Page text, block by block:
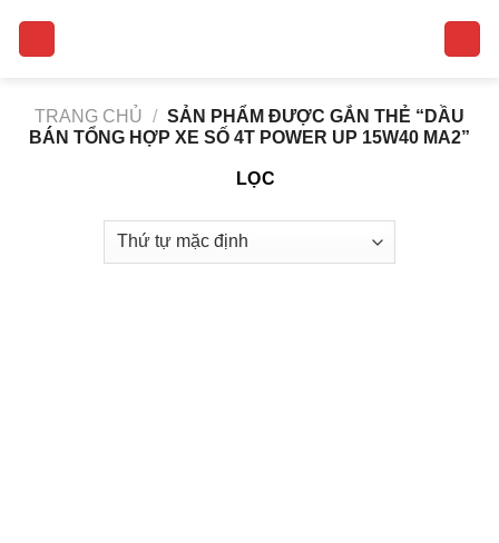
TRANG CHỦ / SẢN PHẨM ĐƯỢC GẮN THẺ “DẦU
BÁN TỔNG HỢP XE SỐ 4T POWER UP 15W40 MA2”
LỌC